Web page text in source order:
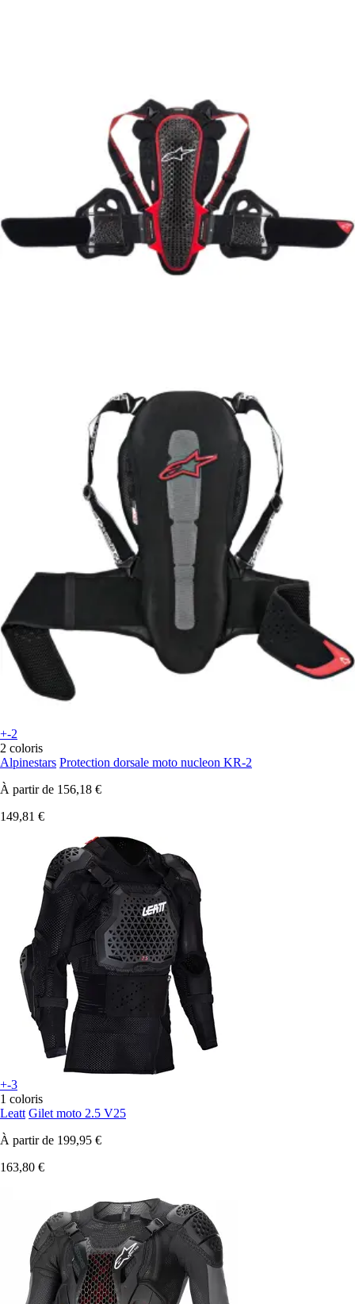
+-2
2 coloris
Alpinestars Protection dorsale moto nucleon KR-2
À partir de 156,18 €
149,81 €
+-3
1 coloris
Leatt Gilet moto 2.5 V25
À partir de 199,95 €
163,80 €